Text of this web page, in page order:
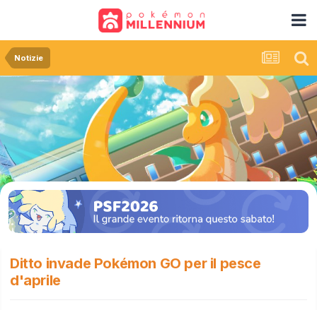
Notizie
Ditto invade Pokémon GO per il pesce
d'aprile